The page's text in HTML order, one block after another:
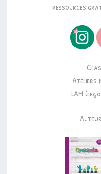
ressources
Ateliers
LAM